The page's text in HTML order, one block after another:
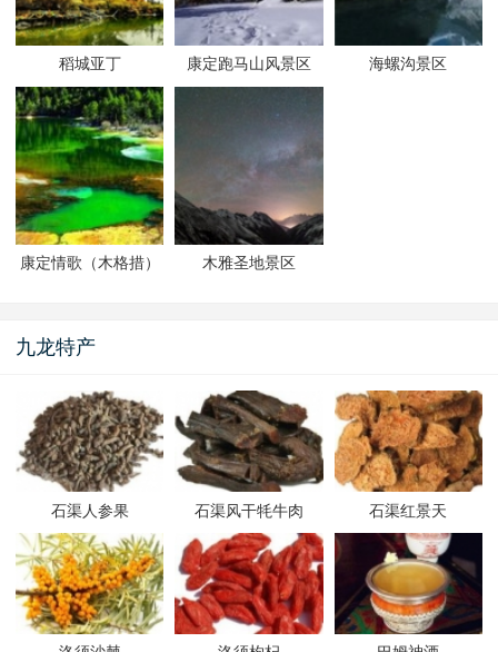
稻城亚丁 康定跑马山风景区 海螺沟景区
康定情歌（木格措）
木雅圣地景区
九龙特产
石渠人参果 石渠风干牦牛肉 石渠红景天